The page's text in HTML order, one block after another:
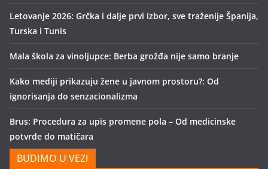
Letovanje 2026: Grčka i dalje prvi izbor, sve traženije Španija,
Turska i Tunis
Mala škola za vinoljupce: Berba grožđa nije samo branje
Kako mediji prikazuju žene u javnom prostoru?: Od
ignorisanja do senzacionalizma
Brus: Procedura za upis promene pola – Od medicinske
potvrde do matičara
BUDIMO U VEZI